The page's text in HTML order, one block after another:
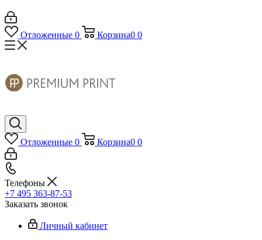
Отложенные 0 Корзина0 0
Отложенные 0 Корзина0 0
Телефоны
+7 495 363-87-53
Заказать звонок
Личный кабинет